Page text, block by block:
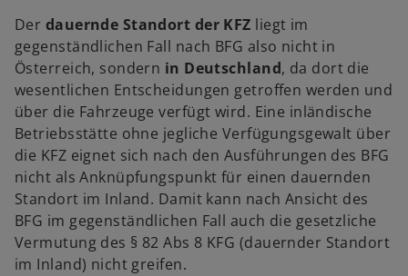
Der dauernde Standort der KFZ liegt im
gegenständlichen Fall nach BFG also nicht in
Österreich, sondern in Deutschland, da dort die
wesentlichen Entscheidungen getroffen werden und
über die Fahrzeuge verfügt wird. Eine inländische
Betriebsstätte ohne jegliche Verfügungsgewalt über
die KFZ eignet sich nach den Ausführungen des BFG
nicht als Anknüpfungspunkt für einen dauernden
Standort im Inland. Damit kann nach Ansicht des
BFG im gegenständlichen Fall auch die gesetzliche
Vermutung des § 82 Abs 8 KFG (dauernder Standort
im Inland) nicht greifen.